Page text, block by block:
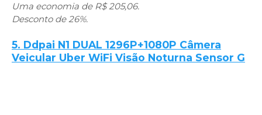
Uma economia de R$ 205,06.
Desconto de 26%.
5. Ddpai N1 DUAL 1296P+1080P Câmera
Veicular Uber WiFi Visão Noturna Sensor G